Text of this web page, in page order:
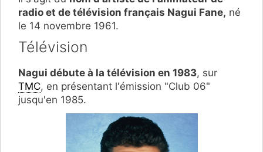
radio et de télévision français Nagui Fane, né
le 14 novembre 1961.
Télévision
Nagui débute à la télévision en 1983, sur
TMC, en présentant l'émission "Club 06"
jusqu'en 1985.